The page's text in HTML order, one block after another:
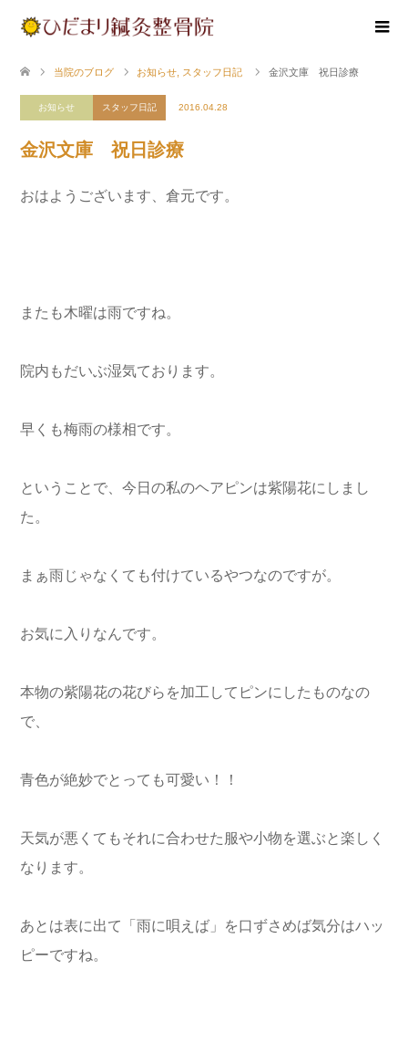
当院のブログ お知らせ スタッフ日記 金沢文庫 祝日診療
お知らせ スタッフ日記 2016.04.28
金沢文庫 祝日診療
おはようございます、倉元です。
またも木曜は雨ですね。
院内もだいぶ湿気ております。
早くも梅雨の様相です。
ということで、今日の私のヘアピンは紫陽花にしまし
た。
まぁ雨じゃなくても付けているやつなのですが。
お気に入りなんです。
本物の紫陽花の花びらを加工してピンにしたものなの
で、
青色が絶妙でとっても可愛い！！
天気が悪くてもそれに合わせた服や小物を選ぶと楽しく
なります。
あとは表に出て「雨に唄えば」を口ずさめば気分はハッ
ピーですね。